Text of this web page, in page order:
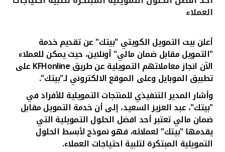
القنوات المصرفية
أدوات وخدمات
خدمات ما بعد البيع
اتصل بنا
مواقع الفروع وأجهزة الصرف الآلي
العملاء
أعلن بيت التمويل الكويتي "بيتك" عن تقديم خدمة
"التمويل مقابل ضمان مالي" أونلاين، حيث يمكن للعملاء
الآن انجاز معاملاتهم التمويلية عن طريقKFHonlineعلى
تطبيق الموبايل وعلى الموقع الالكتروني لـ"بيتك".
وأشار المدير التنفيذي للمنتجات التمويلية للأفرادفي
"بيتك"، عبد العزيز السعيد، إلى أن خدمة التمويل مقابل
ضمان مالي تعتبر أحد افضل الحلول التمويلية التي
يقدمها "بيتك" لعملائه، فهو نموذج لأبسط الحلول
التمويلية المبتكرة لتلبية احتياجات العملاء.